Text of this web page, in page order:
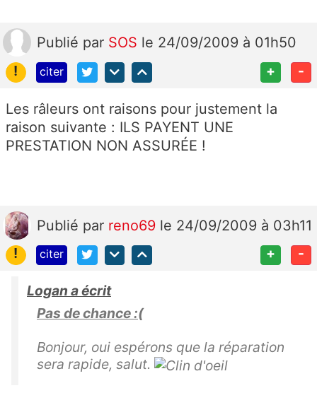
Publié par SOS le 24/09/2009 à 01h50
!
citer + -
Les râleurs ont raisons pour justement la
raison suivante : ILS PAYENT UNE
PRESTATION NON ASSURÉE !
Publié par reno69 le 24/09/2009 à 03h11
!
citer + -
Logan a écrit
Pas de chance :(
Bonjour, oui espérons que la réparation
sera rapide, salut.